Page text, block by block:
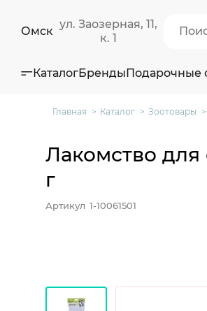
Омск
ул. Заозерная, 11,
к. 1
КаталогБрендыПодарочные
Главная Каталог Зоотовары
Лакомство
г
Артикул 1-10061501